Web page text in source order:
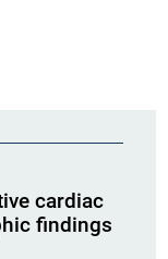
cardiac
findings